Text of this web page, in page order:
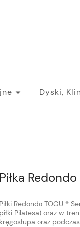
Dyski,
Piłka
Piłki Redondo TOGU ®
piłki Pilatesa) oraz w
kręgosłupa oraz